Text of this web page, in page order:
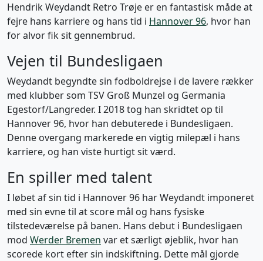
Hendrik Weydandt Retro Trøje er en fantastisk måde at
fejre hans karriere og hans tid i Hannover 96, hvor han
for alvor fik sit gennembrud.
Vejen til Bundesligaen
Weydandt begyndte sin fodboldrejse i de lavere rækker
med klubber som TSV Groß Munzel og Germania
Egestorf/Langreder. I 2018 tog han skridtet op til
Hannover 96, hvor han debuterede i Bundesligaen.
Denne overgang markerede en vigtig milepæl i hans
karriere, og han viste hurtigt sit værd.
En spiller med talent
I løbet af sin tid i Hannover 96 har Weydandt imponeret
med sin evne til at score mål og hans fysiske
tilstedeværelse på banen. Hans debut i Bundesligaen
mod Werder Bremen var et særligt øjeblik, hvor han
scorede kort efter sin indskiftning. Dette mål gjorde